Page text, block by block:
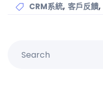
CRM系統, 客戶反饋,